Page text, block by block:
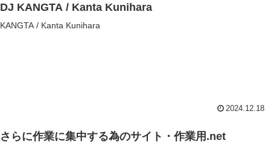
DJ KANGTA / Kanta Kunihara
KANGTA / Kanta Kunihara
2024.12.18
さらに作業に集中する為のサイト・作業用.net